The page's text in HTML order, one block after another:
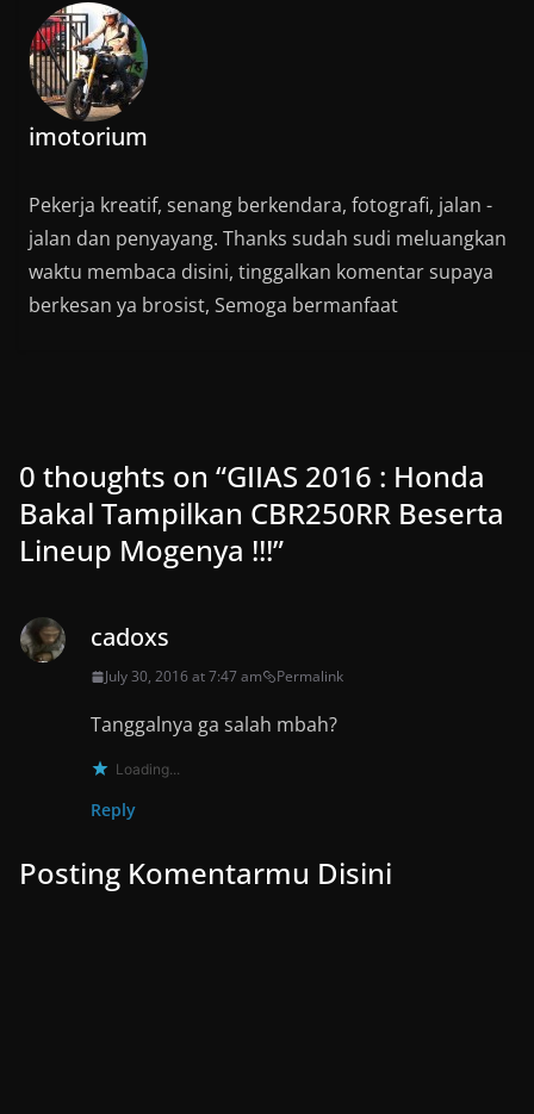
imotorium
Pekerja kreatif, senang berkendara, fotografi, jalan -
jalan dan penyayang. Thanks sudah sudi meluangkan
waktu membaca disini, tinggalkan komentar supaya
berkesan ya brosist, Semoga bermanfaat
0 thoughts on “GIIAS 2016 : Honda
Bakal Tampilkan CBR250RR Beserta
Lineup Mogenya !!!”
cadoxs
July 30, 2016 at 7:47 am Permalink
Tanggalnya ga salah mbah?
Loading...
Reply
Posting Komentarmu Disini